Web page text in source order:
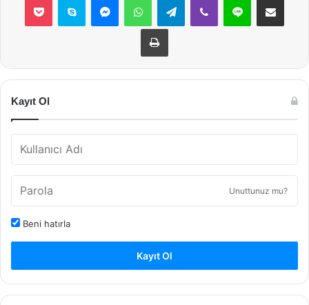
Yazdır
Kayıt Ol
Unuttunuz mu?
Beni hatırla
Kayıt Ol